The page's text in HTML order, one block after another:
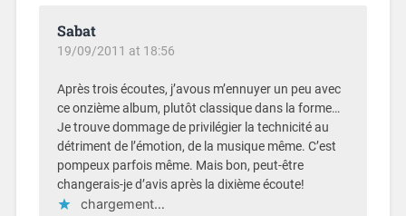
Sabat
19/09/2011 at 18:56
Après trois écoutes, j’avous m’ennuyer un peu avec
ce onzième album, plutôt classique dans la forme…
Je trouve dommage de privilégier la technicité au
détriment de l’émotion, de la musique même. C’est
pompeux parfois même. Mais bon, peut-être
changerais-je d’avis après la dixième écoute!
chargement…